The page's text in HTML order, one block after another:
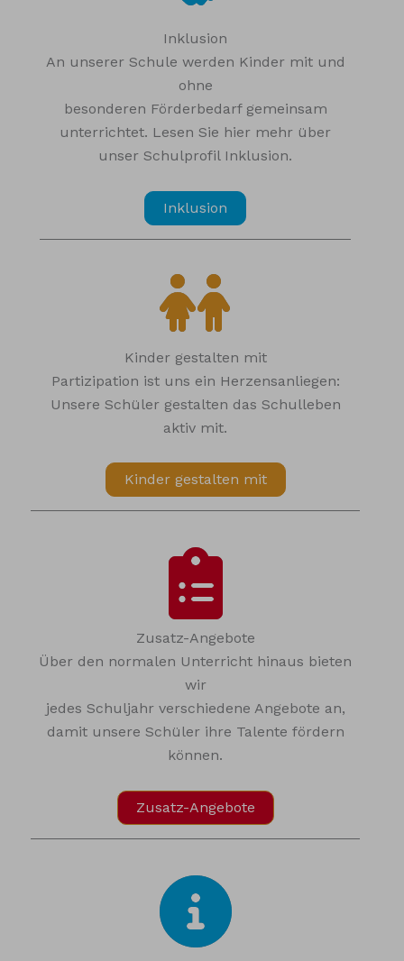
Inklusion
An unserer Schule werden Kinder mit und
ohne
besonderen Förderbedarf gemeinsam
unterrichtet. Lesen Sie hier mehr über
unser Schulprofil Inklusion.
Inklusion
Kinder gestalten mit
Partizipation ist uns ein Herzensanliegen:
Unsere Schüler gestalten das Schulleben
aktiv mit.
Kinder gestalten mit
Zusatz-Angebote
Über den normalen Unterricht hinaus bieten
wir
jedes Schuljahr verschiedene Angebote an,
damit unsere Schüler ihre Talente fördern
können.
Zusatz-Angebote